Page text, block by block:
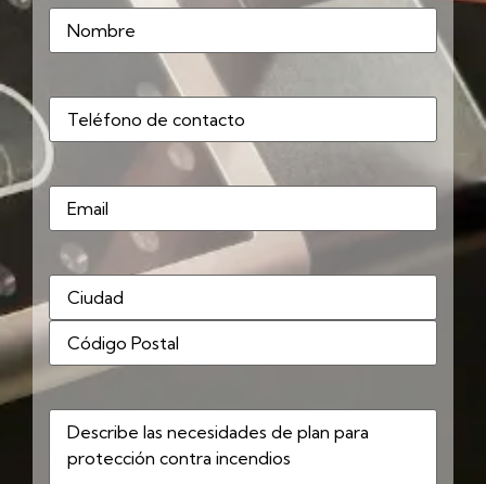
Nombre
Teléfono(Obligatorio)
Correo
electrónico
Dirección
Describe
necesidades